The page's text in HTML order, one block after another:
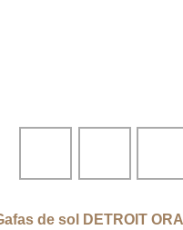
de sol DETROIT